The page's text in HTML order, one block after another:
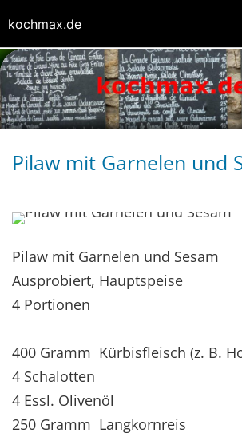
Pilaw mit Garnelen und
Pilaw mit Garnelen und Sesam
Ausprobiert, Hauptspeise
4 Portionen
400 Gramm Kürbisfleisch (z. B.
4 Schalotten
4 Essl. Olivenöl
250 Gramm Langkornreis
kochmax.de